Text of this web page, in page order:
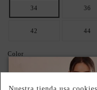
34 36
42 44
Color